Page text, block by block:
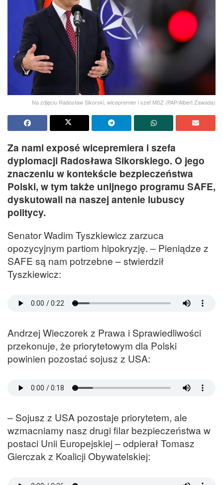
Na zdjęciu Radosław Sikorski, wicepremier i szef MSZ (PAP/Albert Zawada)
Za nami exposé wicepremiera i szefa
dyplomacji Radosława Sikorskiego. O jego
znaczeniu w kontekście bezpieczeństwa
Polski, w tym także unijnego programu SAFE,
dyskutowali na naszej antenie lubuscy
politycy.
Senator Wadim Tyszkiewicz zarzuca
opozycyjnym partiom hipokryzję. – Pieniądze z
SAFE są nam potrzebne – stwierdził
Tyszkiewicz:
Andrzej Wieczorek z Prawa i Sprawiedliwości
przekonuje, że priorytetowym dla Polski
powinien pozostać sojusz z USA:
– Sojusz z USA pozostaje priorytetem, ale
wzmacniamy nasz drugi filar bezpieczeństwa w
postaci Unii Europejskiej – odpierał Tomasz
Gierczak z Koalicji Obywatelskiej: